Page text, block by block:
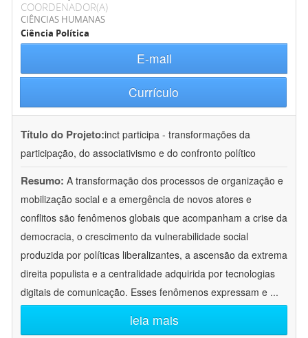
COORDENADOR(A)
CIÊNCIAS HUMANAS
Ciência Política
E-mail
Currículo
Título do Projeto:inct participa - transformações da
participação, do associativismo e do confronto político
Resumo: A transformação dos processos de organização e
mobilização social e a emergência de novos atores e
conflitos são fenômenos globais que acompanham a crise da
democracia, o crescimento da vulnerabilidade social
produzida por políticas liberalizantes, a ascensão da extrema
direita populista e a centralidade adquirida por tecnologias
digitais de comunicação. Esses fenômenos expressam e ...
leia mais